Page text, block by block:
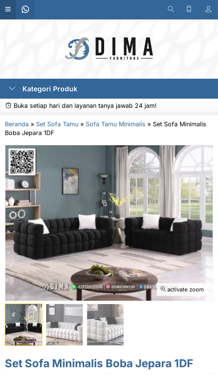
Kategori Produk
Buka setiap hari dan layanan tanya jawab 24 jam!
Beranda » Set Sofa Tamu » Sofa Tamu Minimalis » Set Sofa Minimalis
Boba Jepara 1DF
activate zoom
Set Sofa Minimalis Boba Jepara 1DF